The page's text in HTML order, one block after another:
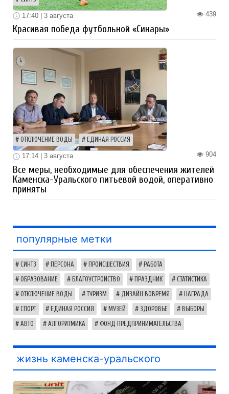
439
17:40 | 3 августа
Красивая победа футбольной «Синары»
ОТКЛЮЧЕНИЕ ВОДЫ ЕДИНАЯ РОССИЯ
904
17:14 | 3 августа
Все меры, необходимые для обеспечения жителей
Каменска-Уральского питьевой водой, оперативно
приняты
популярные метки
СИНТЗ ПЕРСОНА ПРОИСШЕСТВИЯ РАБОТА
ОБРАЗОВАНИЕ БЛАГОУСТРОЙСТВО ПРАЗДНИК СТАТИСТИКА
ОТКЛЮЧЕНИЕ ВОДЫ ТУРИЗМ ДИЗАЙН ВОВРЕМЯ НАГРАДА
СПОРТ ЕДИНАЯ РОССИЯ МУЗЕЙ ЗДОРОВЬЕ ВЫБОРЫ
АВТО АЛГОРИТМИКА ФОНД ПРЕДПРИНИМАТЕЛЬСТВА
жизнь каменска-уральского